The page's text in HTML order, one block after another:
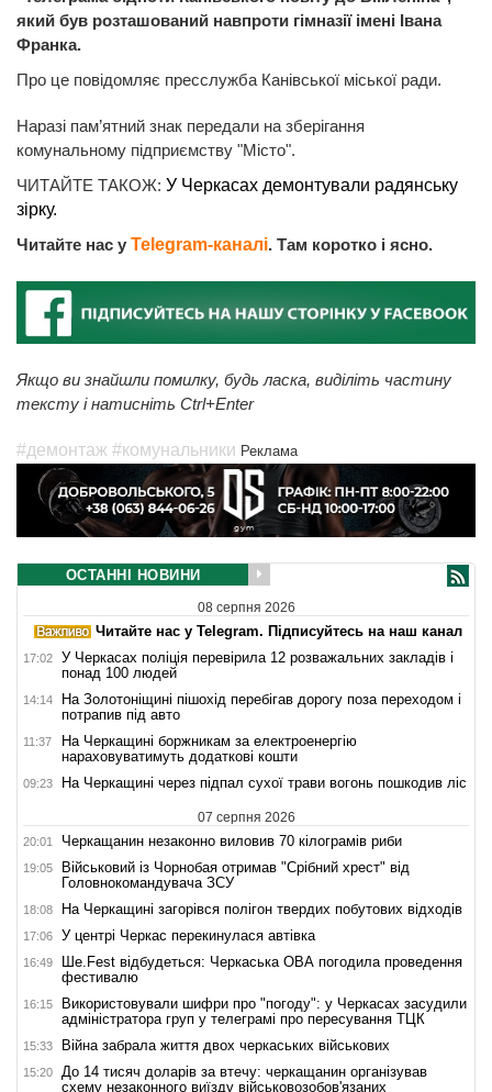
який був розташований навпроти гімназії імені Івана
Франка.
Про це повідомляє пресслужба Канівської міської ради.
Наразі пам’ятний знак передали на зберігання
комунальному підприємству "Місто".
ЧИТАЙТЕ ТАКОЖ: У Черкасах демонтували радянську
зірку.
Читайте нас у Telegram-каналі. Там коротко і ясно.
Якщо ви знайшли помилку, будь ласка, виділіть частину
тексту і натисніть Ctrl+Enter
#демонтаж #комунальники Реклама
ОСТАННІ НОВИНИ
08 серпня 2026
Читайте нас у Telegram. Підписуйтесь на наш канал
17:02
У Черкасах поліція перевірила 12 розважальних закладів і
понад 100 людей
14:14
На Золотоніщині пішохід перебігав дорогу поза переходом і
потрапив під авто
11:37
На Черкащині боржникам за електроенергію
нараховуватимуть додаткові кошти
09:23 На Черкащині через підпал сухої трави вогонь пошкодив ліс
07 серпня 2026
20:01 Черкащанин незаконно виловив 70 кілограмів риби
19:05
Військовий із Чорнобая отримав "Срібний хрест" від
Головнокомандувача ЗСУ
18:08 На Черкащині загорівся полігон твердих побутових відходів
17:06 У центрі Черкас перекинулася автівка
16:49
Ше.Fest відбудеться: Черкаська ОВА погодила проведення
фестивалю
16:15
Використовували шифри про "погоду": у Черкасах засудили
адміністратора груп у телеграмі про пересування ТЦК
15:33 Війна забрала життя двох черкаських військових
15:20
До 14 тисяч доларів за втечу: черкащанин організував
схему незаконного виїзду військовозобов'язаних